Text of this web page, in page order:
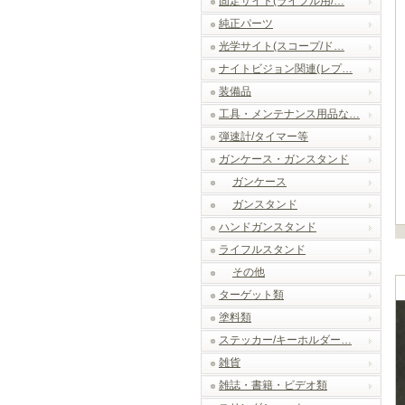
純正パーツ
光学サイト(スコープ/ド…
ナイトビジョン関連(レプ…
装備品
工具・メンテナンス用品な…
弾速計/タイマー等
ガンケース・ガンスタンド
ガンケース
ガンスタンド
ハンドガンスタンド
ライフルスタンド
その他
ターゲット類
塗料類
ステッカー/キーホルダー…
雑貨
雑誌・書籍・ビデオ類